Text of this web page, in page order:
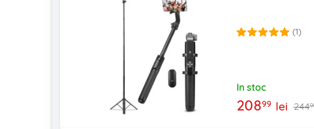
(1)
In stoc
20899 lei 244